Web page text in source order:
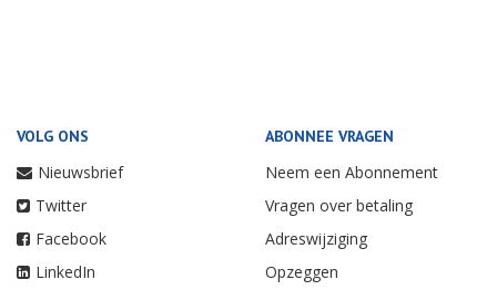
VOLG ONS
Nieuwsbrief
Twitter
Facebook
LinkedIn
ABONNEE VRAGEN
Neem een Abonnement
Vragen over betaling
Adreswijziging
Opzeggen